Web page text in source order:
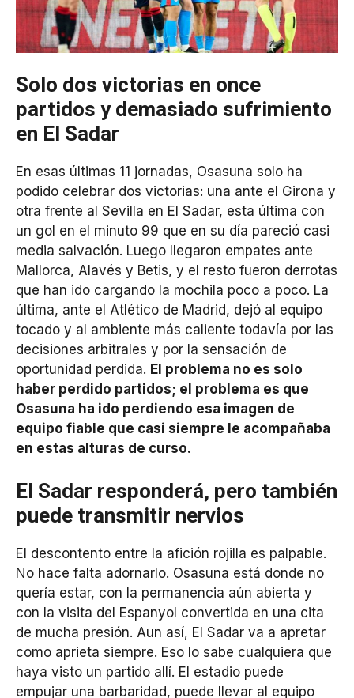
Solo dos victorias en once
partidos y demasiado sufrimiento
en El Sadar
En esas últimas 11 jornadas, Osasuna solo ha
podido celebrar dos victorias: una ante el Girona y
otra frente al Sevilla en El Sadar, esta última con
un gol en el minuto 99 que en su día pareció casi
media salvación. Luego llegaron empates ante
Mallorca, Alavés y Betis, y el resto fueron derrotas
que han ido cargando la mochila poco a poco. La
última, ante el Atlético de Madrid, dejó al equipo
tocado y al ambiente más caliente todavía por las
decisiones arbitrales y por la sensación de
oportunidad perdida. El problema no es solo
haber perdido partidos; el problema es que
Osasuna ha ido perdiendo esa imagen de
equipo fiable que casi siempre le acompañaba
en estas alturas de curso.
El Sadar responderá, pero también
puede transmitir nervios
El descontento entre la afición rojilla es palpable.
No hace falta adornarlo. Osasuna está donde no
quería estar, con la permanencia aún abierta y
con la visita del Espanyol convertida en una cita
de mucha presión. Aun así, El Sadar va a apretar
como aprieta siempre. Eso lo sabe cualquiera que
haya visto un partido allí. El estadio puede
empujar una barbaridad, puede llevar al equipo